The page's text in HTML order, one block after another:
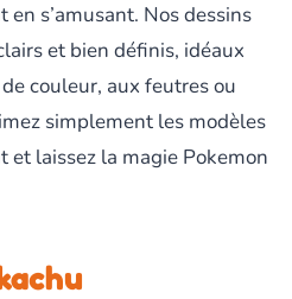
s’amusant. Nos dessins
et bien définis, idéaux
couleur, aux feutres ou
simplement les modèles
laissez la magie Pokemon